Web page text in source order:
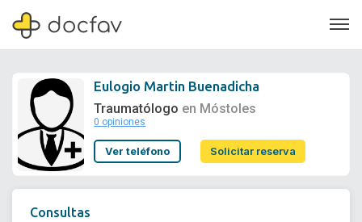
Soporte
Eulogio Martin Buenadicha
Traumatólogo en Móstoles
0 opiniones
Ver teléfono Solicitar reserva
Consultas